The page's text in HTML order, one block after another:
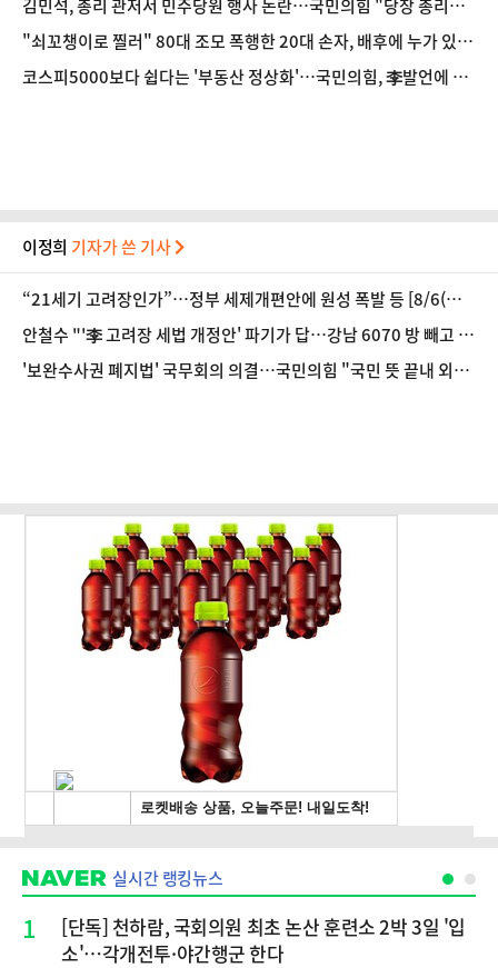
김민석, 총리 관저서 민주당원 행사 논란…국민의힘 "당장 총리직
서 물러나야"
"쇠꼬챙이로 찔러" 80대 조모 폭행한 20대 손자, 배후에 누가 있었
나…사건의 실체는?
코스피5000보다 쉽다는 '부동산 정상화'…국민의힘, 李발언에 들
이정희 기자가 쓴 기사
“21세기 고려장인가”…정부 세제개편안에 원성 폭발 등 [8/6(목)
데일리안 퇴근길뉴스]
안철수 "'李 고려장 세법 개정안' 파기가 답…강남 6070 방 빼고 외
지로 떠나란 것" 등 [8/5(수) 데일리안 퇴근길뉴스]
'보완수사권 폐지법' 국무회의 의결…국민의힘 "국민 뜻 끝내 외
실시간 랭킹뉴스
1
[단독] 천하람, 국회의원 최초 논산 훈련소 2박 3일 '입
소'…각개전투·야간행군 한다